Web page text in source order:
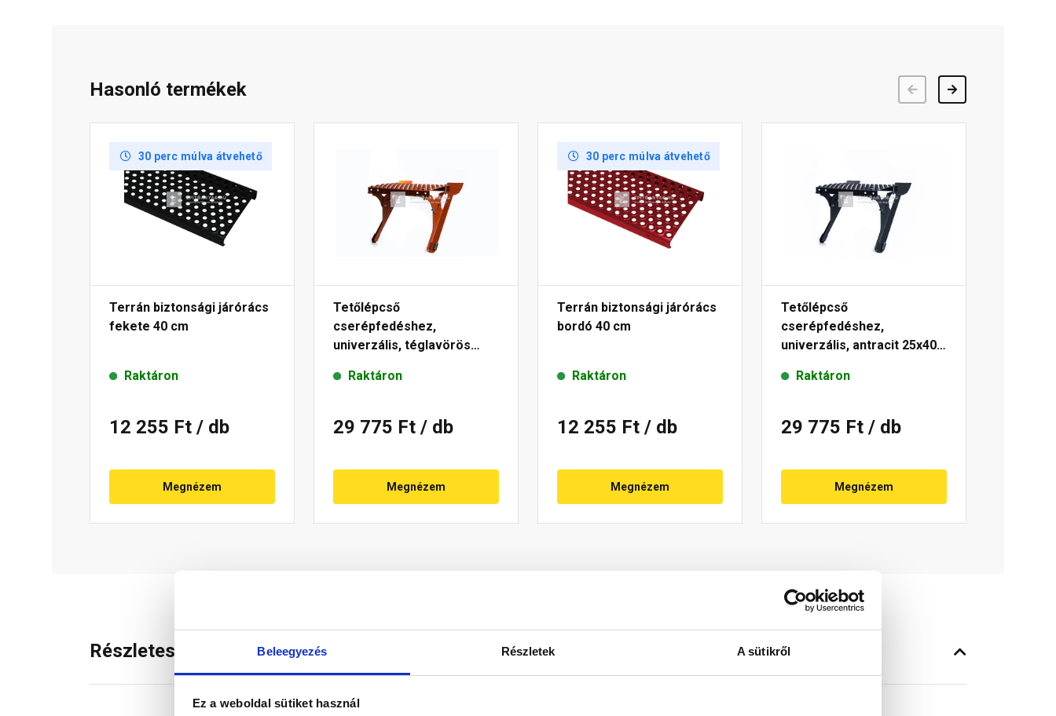
Beleegyezés Részletek A sütikről
Ez a weboldal sütiket használ
Hasonló termékek
30 perc múlva átvehető
Terrán biztonsági járórács
fekete 40 cm
Raktáron
12 255 Ft / db
Megnézem
Tetőlépcső
cserépfedéshez,
univerzális, téglavörös
Raktáron
29 775 Ft / db
Megnézem
30 perc múlva átvehető
Terrán biztonsági járórács
bordó 40 cm
Raktáron
12 255 Ft / db
Megnézem
Tetőlépcső
cserépfedéshez,
univerzális, antracit 25x40
Raktáron
29 775 Ft / db
Megnézem
Részletes leírás